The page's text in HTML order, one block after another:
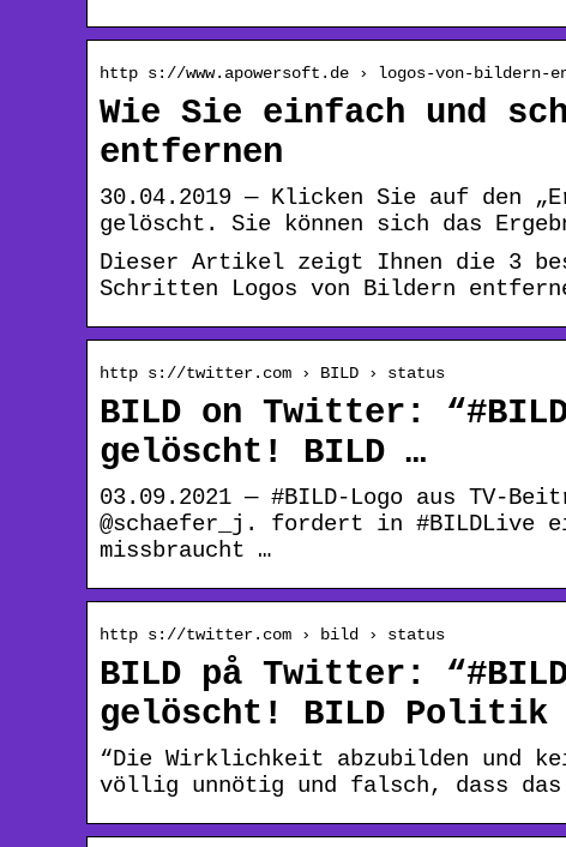
http s://www.apowersoft.de › logos-von-bildern-
Wie Sie einfach und
entfernen
30.04.2019 — Klicken Sie auf den
gelöscht. Sie können sich das
Dieser Artikel zeigt Ihnen die 3
Schritten Logos von Bildern
http s://twitter.com › BILD › status
BILD on Twitter:
gelöscht! BILD …
03.09.2021 — #BILD-Logo aus TV-
@schaefer_j. fordert in #BILDLive
missbraucht …
http s://twitter.com › bild › status
BILD på Twitter:
gelöscht! BILD Politik
“Die Wirklichkeit abzubilden und
völlig unnötig und falsch, dass das